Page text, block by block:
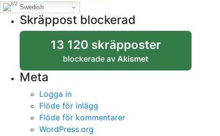
Swedish
Skräppost blockerad
13 120 skräpposter
blockerade av Akismet
Meta
Logga in
Flöde för inlägg
Flöde för kommentarer
WordPress.org